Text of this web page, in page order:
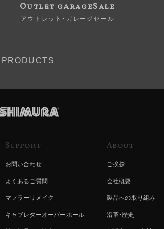
Outlet garageSale
アウトレット・ガレージセール
Support
お問い合わせ
よくあるご質問
マフラーリメイク
キャブレターオーバーホール
About
ご挨拶
会社概要
製品への取り組み
沿革・歴史